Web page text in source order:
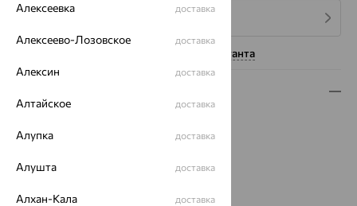
4 платежа по 26 645
Нужна помощь консультанта
Вес:8.71
Металл:
Цвет металла:
Алексеевка доставка
Алексеево-Лозовское доставка
Алексин доставка
Алтайское доставка
Алупка доставка
Алушта доставка
Алхан-Кала доставка